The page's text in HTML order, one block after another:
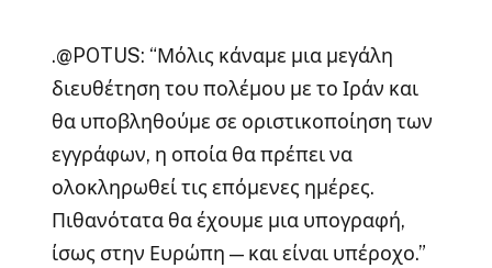
.@POTUS: “Μόλις κάναμε μια μεγάλη
διευθέτηση του πολέμου με το Ιράν και
θα υποβληθούμε σε οριστικοποίηση των
εγγράφων, η οποία θα πρέπει να
ολοκληρωθεί τις επόμενες ημέρες.
Πιθανότατα θα έχουμε μια υπογραφή,
ίσως στην Ευρώπη — και είναι υπέροχο.”